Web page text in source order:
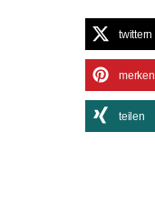
twittern
merken
teilen